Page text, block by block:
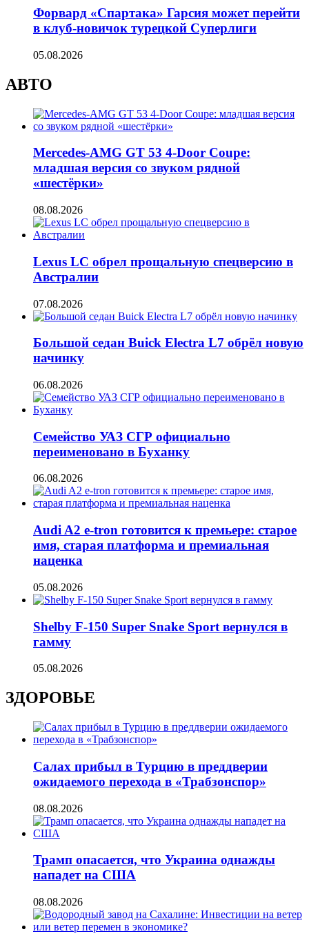
Форвард «Спартака» Гарсия может перейти
в клуб-новичок турецкой Суперлиги
05.08.2026
АВТО
Mercedes-AMG GT 53 4-Door Coupe:
младшая версия со звуком рядной
«шестёрки»
08.08.2026
Lexus LC обрел прощальную спецверсию в
Австралии
07.08.2026
Большой седан Buick Electra L7 обрёл новую
начинку
06.08.2026
Семейство УАЗ СГР официально
переименовано в Буханку
06.08.2026
Audi A2 e-tron готовится к премьере: старое
имя, старая платформа и премиальная
наценка
05.08.2026
Shelby F-150 Super Snake Sport вернулся в
гамму
05.08.2026
ЗДОРОВЬЕ
Салах прибыл в Турцию в преддверии
ожидаемого перехода в «Трабзонспор»
08.08.2026
Трамп опасается, что Украина однажды
нападет на США
08.08.2026